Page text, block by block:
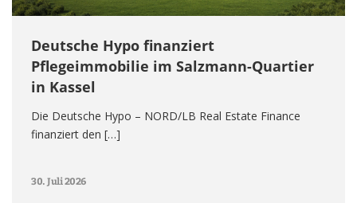
Deutsche Hypo finanziert
Pflegeimmobilie im Salzmann-Quartier
in Kassel
Die Deutsche Hypo – NORD/LB Real Estate Finance
finanziert den […]
30. Juli 2026